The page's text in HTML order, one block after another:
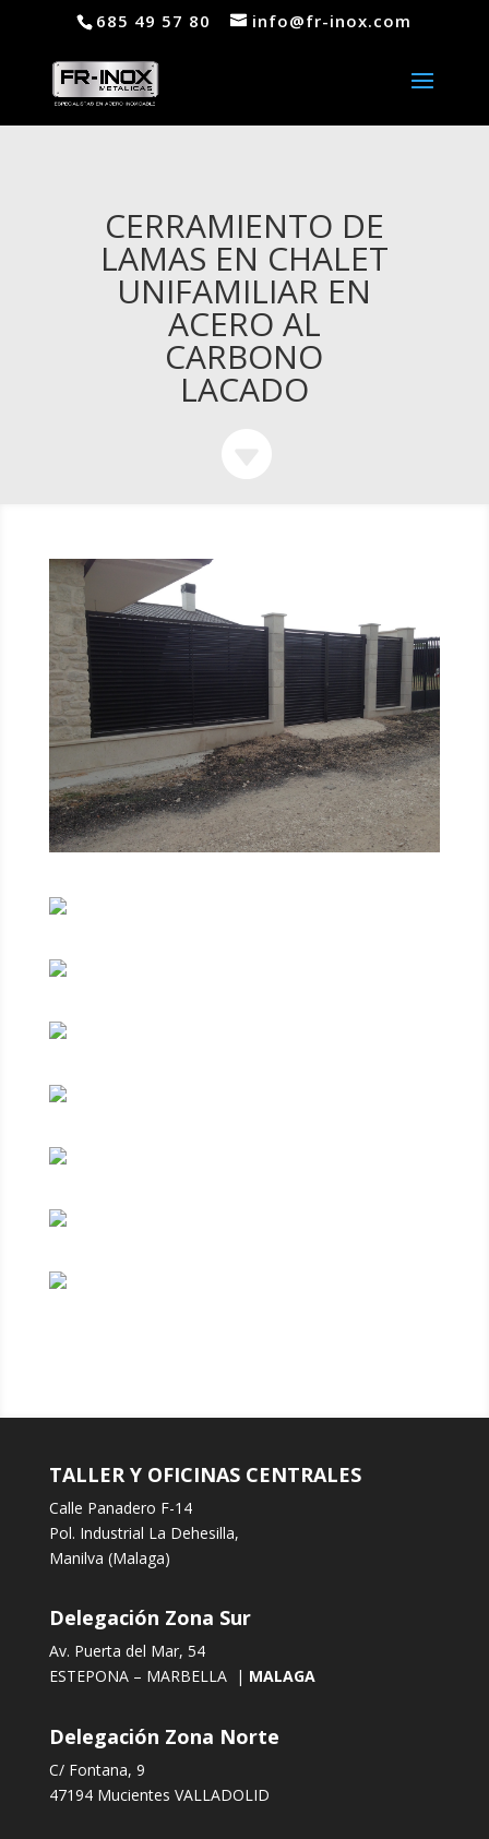
685 49 57 80 info@fr-inox.com
CERRAMIENTO DE
LAMAS EN CHALET
UNIFAMILIAR EN
ACERO AL
CARBONO
LACADO
TALLER Y OFICINAS CENTRALES
Calle Panadero F-14
Pol. Industrial La Dehesilla,
Manilva (Malaga)
Delegación Zona Sur
Av. Puerta del Mar, 54
ESTEPONA – MARBELLA | MALAGA
Delegación Zona Norte
C/ Fontana, 9
47194 Mucientes VALLADOLID